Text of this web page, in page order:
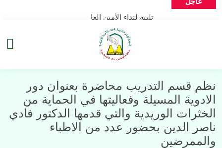
تلبية لنداء الأمين العام لح ز ب الله سماحة الس
السافر للقرآن الكريم اقامت مستشفى دار
نظم قسم التدريب محاضرة بعنوان دور الادوية
الخثرات الوريدية والتي قدمها الدكتور فادي
اقامت مستشفى دار الحكمة مجلس عزاء
نظم قسم التدريب محاضرة بعنوان دور
الادوية المسيلة وفعاليتها في الحماية من
الخثرات الوريدية والتي قدمها الدكتور فادي
ناصر الدين بحضور عدد من الاطباء
والممرضين